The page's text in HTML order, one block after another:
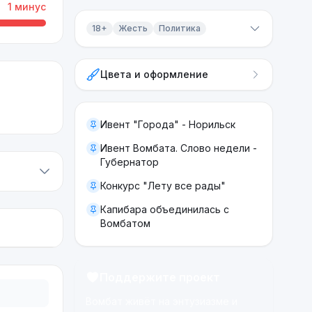
1 минус
18+ Жесть Политика
ЖестьЦвета и оформление
Ивент "Города" - Норильск
Ивент Вомбата. Слово недели -
Губернатор
Конкурс "Лету все рады"
Капибара объединилась с
Вомбатом